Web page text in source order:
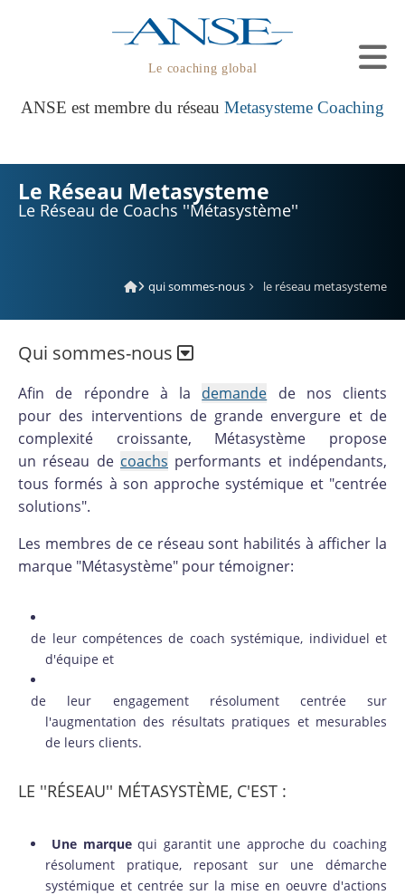
Le coaching global
ANSE est membre du réseau Metasysteme Coaching
Le Réseau Metasysteme
Le Réseau de Coachs ''Métasystème''
qui sommes-nous le réseau metasysteme
Qui sommes-nous
Afin de répondre à la demande de nos clients
pour des interventions de grande envergure et de
complexité croissante, Métasystème propose
un réseau de coachs performants et indépendants,
tous formés à son approche systémique et "centrée
solutions".
Les membres de ce réseau sont habilités à afficher la
marque "Métasystème" pour témoigner:
de leur compétences de coach systémique, individuel et
d'équipe et
de leur engagement résolument centrée sur
l'augmentation des résultats pratiques et mesurables
de leurs clients.
LE ''RÉSEAU'' MÉTASYSTÈME, C'EST :
Une marquequi garantit une approche du coaching
résolument pratique, reposant sur une démarche
systémique et centrée sur la mise en oeuvre d'actions